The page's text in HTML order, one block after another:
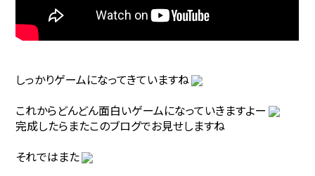
しっかりゲームになってきていますね
これからどんどん面白いゲームになっていきますよー
完成したらまたこのブログでお見せしますね
それではまた